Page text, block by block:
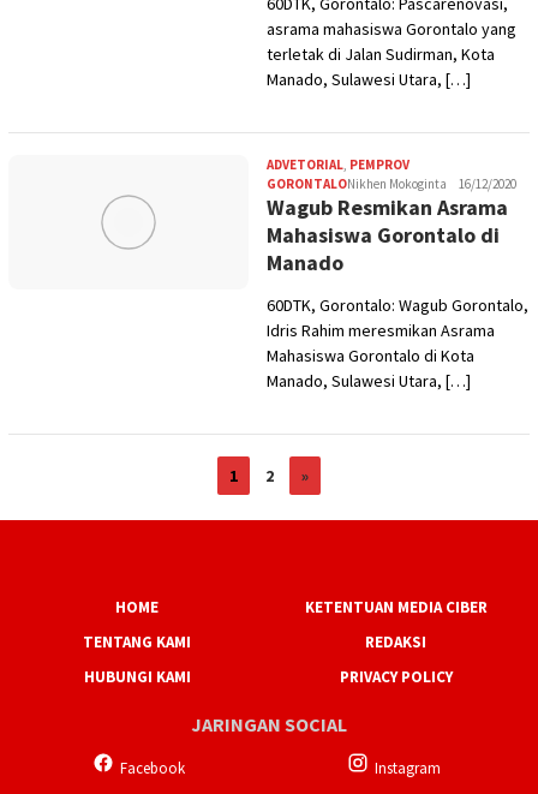
asrama mahasiswa Gorontalo yang
terletak di Jalan Sudirman, Kota
Manado, Sulawesi Utara, […]
ADVETORIAL, PEMPROV
GORONTALONikhen Mokoginta 16/12/2020
Wagub Resmikan Asrama
Mahasiswa Gorontalo di
Manado
60DTK, Gorontalo: Wagub Gorontalo,
Idris Rahim meresmikan Asrama
Mahasiswa Gorontalo di Kota
Manado, Sulawesi Utara, […]
1 2 »
HOME
KETENTUAN MEDIA CIBER
TENTANG KAMI
REDAKSI
HUBUNGI KAMI
PRIVACY POLICY
JARINGAN SOCIAL
Facebook Instagram